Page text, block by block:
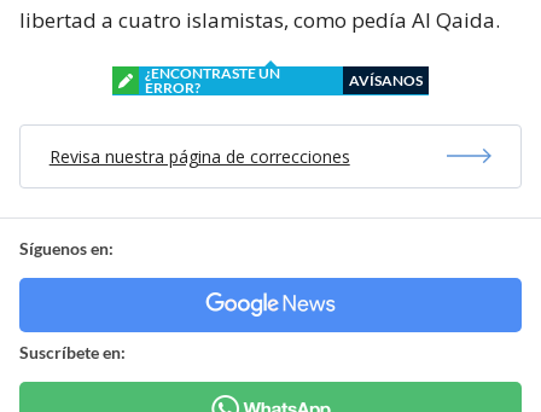
libertad a cuatro islamistas, como pedía Al Qaida.
¿ENCONTRASTE UN
ERROR?
AVÍSANOS
Revisa nuestra página de correcciones
Síguenos en:
Suscríbete en: